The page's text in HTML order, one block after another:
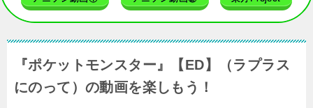
『ポケットモンスター』【ED】（ラプラス
にのって）の動画を楽しもう！